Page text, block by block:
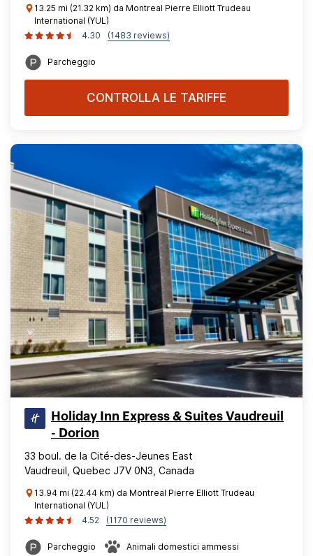
13.25 mi (21.32 km) da Montreal Pierre Elliott Trudeau
International (YUL)
4.30
(1483 reviews)
Parcheggio
CONTROLLA LE TARIFFE
Holiday Inn Express & Suites Vaudreuil
- Dorion
33 boul. de la Cité-des-Jeunes East
Vaudreuil, Quebec J7V 0N3, Canada
13.94 mi (22.44 km) da Montreal Pierre Elliott Trudeau
International (YUL)
4.52
(1170 reviews)
Parcheggio Animali domestici ammessi